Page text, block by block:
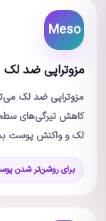
Meso
مزوتراپی ضد لک
مزوتراپی ضد لک
کاهش تیرگی‌های
لک و واکنش پوست
برای روشن‌تر شدن